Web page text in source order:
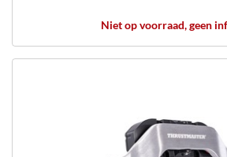
Niet op voorraad, geen